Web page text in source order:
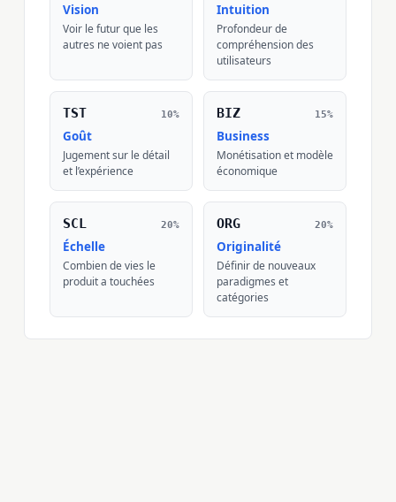
Vision
Voir le futur que les
autres ne voient pas
Intuition
Profondeur de
compréhension des
utilisateurs
TST 10%
Goût
Jugement sur le détail
et l’expérience
BIZ 15%
Business
Monétisation et modèle
économique
SCL 20%
Échelle
Combien de vies le
produit a touchées
ORG 20%
Originalité
Définir de nouveaux
paradigmes et
catégories